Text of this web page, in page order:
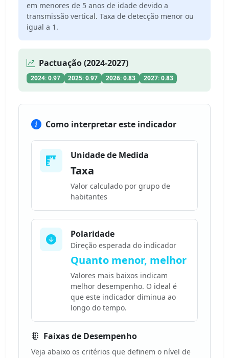
em menores de 5 anos de idade devido a
transmissão vertical. Taxa de detecção menor ou
igual a 1.
Pactuação (2024-2027)
2024: 0.97 2025: 0.97 2026: 0.83 2027: 0.83
Como interpretar este indicador
Unidade de Medida
Taxa
Valor calculado por grupo de
habitantes
Polaridade
Direção esperada do indicador
Quanto menor, melhor
Valores mais baixos indicam
melhor desempenho. O ideal é
que este indicador diminua ao
longo do tempo.
Faixas de Desempenho
Veja abaixo os critérios que definem o nível de